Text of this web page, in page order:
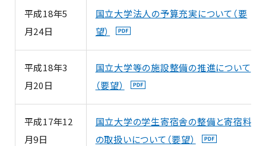
平成18年5
月24日
国立大学法人の予算充実について（要
望）
平成18年3
月20日
国立大学等の施設整備の推進について
（要望）
平成17年12
月9日
国立大学の学生寄宿舎の整備と寄宿料
の取扱いについて（要望）